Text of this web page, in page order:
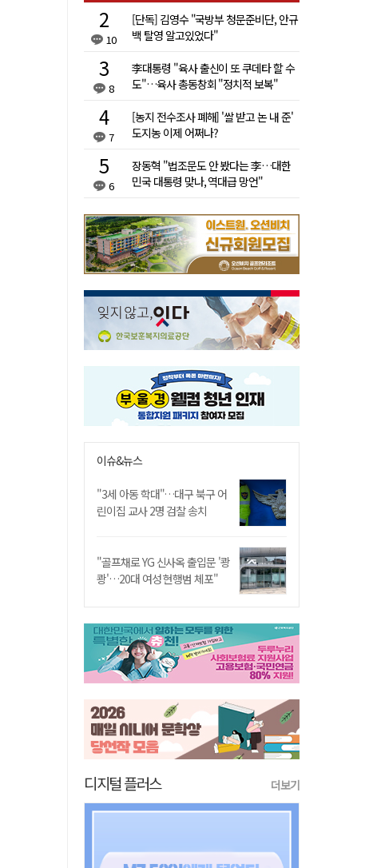
10
[단독] 김영수 "국방부 청문준비단, 안규
백 탈영 알고있었다"
8
李대통령 "육사 출신이 또 쿠데타 할 수
도"…육사 총동창회 "정치적 보복"
7
[농지 전수조사 폐해] '쌀 받고 논 내 준'
도지농 이제 어쩌나?
6
장동혁 "법조문도 안 봤다는 李…대한
민국 대통령 맞나, 역대급 망언"
이슈&뉴스
"3세 아동 학대"…대구 북구 어
린이집 교사 2명 검찰 송치
"골프채로 YG 신사옥 출입문 '쾅
쾅'…20대 여성 현행범 체포"
디지털 플러스 더보기